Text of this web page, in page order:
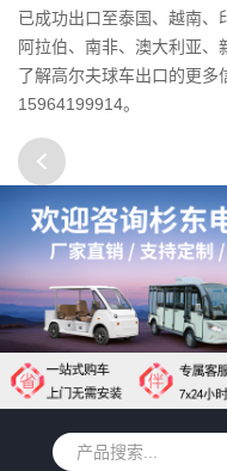
已成功出口至泰国、越南、
阿拉伯、南非、澳大利亚
了解高尔夫球车出口的更多
15964199914。